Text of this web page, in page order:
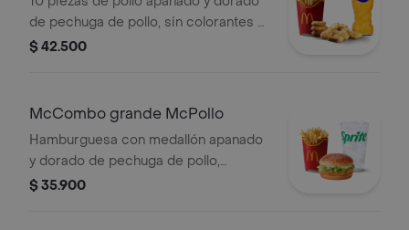
de pechuga de pollo, sin colorantes ni
conservantes artificiales.
$ 42.500
McCombo grande McPollo
Hamburguesa con medallón apanado
y dorado de pechuga de pollo,
mayonesa cremosa y lechuga fresca,
$ 35.900